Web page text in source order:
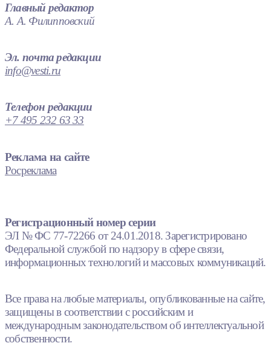
Главный редактор
А. А. Филипповский
Эл. почта редакции
info@vesti.ru
Телефон редакции
+7 495 232 63 33
Реклама на сайте
Росреклама
Регистрационный номер серии
ЭЛ № ФС 77-72266 от 24.01.2018. Зарегистрировано
Федеральной службой по надзору в сфере связи,
информационных технологий и массовых коммуникаций.
Все права на любые материалы, опубликованные на сайте,
защищены в соответствии с российским и
международным законодательством об интеллектуальной
собственности.